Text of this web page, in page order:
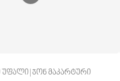
| ჯონ მაკარტური